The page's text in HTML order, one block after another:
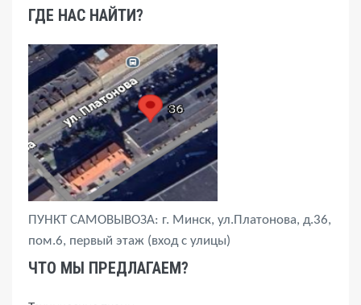
ГДЕ НАС НАЙТИ?
ПУНКТ САМОВЫВОЗА: г. Минск, ул.Платонова, д.36,
пом.6, первый этаж (вход с улицы)
ЧТО МЫ ПРЕДЛАГАЕМ?